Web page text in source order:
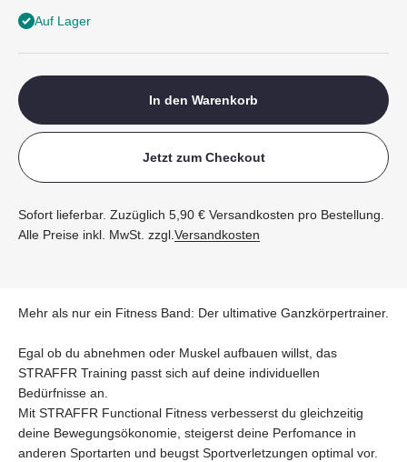
Auf Lager
In den Warenkorb
Jetzt zum Checkout
Sofort lieferbar. Zuzüglich 5,90 € Versandkosten pro Bestellung.
Alle Preise inkl. MwSt. zzgl.Versandkosten
Mehr als nur ein Fitness Band: Der ultimative Ganzkörpertrainer.
Egal ob du abnehmen oder Muskel aufbauen willst, das
STRAFFR Training passt sich auf deine individuellen
Bedürfnisse an.
Mit STRAFFR Functional Fitness verbesserst du gleichzeitig
deine Bewegungsökonomie, steigerst deine Perfomance in
anderen Sportarten und beugst Sportverletzungen optimal vor.